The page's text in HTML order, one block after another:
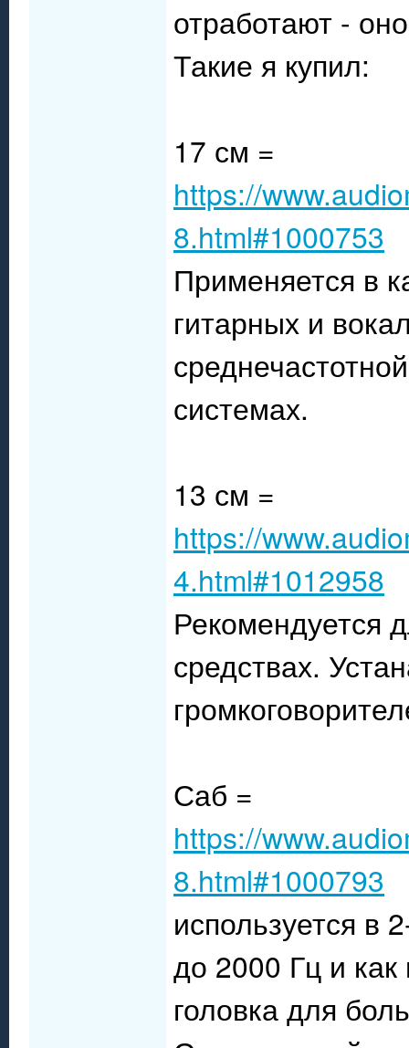
отработают -
Такие я купил:
17 см =
https://
8.html#1000753
Применяется в
гитарных и
системах.
13 см =
https://
4.html#1012958
Рекомендуется
средствах.
Саб =
https://
8.html#1000793
используется в
до 2000 Гц и как
головка для